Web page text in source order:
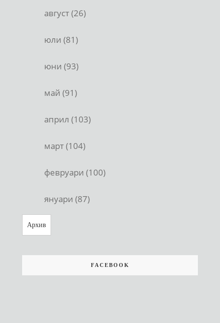
август (26)
юли (81)
юни (93)
май (91)
април (103)
март (104)
февруари (100)
януари (87)
Архив
FACEBOOK